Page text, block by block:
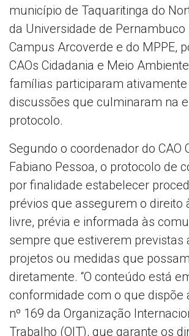
município de Taquaritinga do
da Universidade de Pernambuco
Campus Arcoverde e do MPPE,
CAOs Cidadania e Meio
famílias participaram ativamente
discussões que culminaram na
protocolo.
Segundo o coordenador do CAO
Fabiano Pessoa, o protocolo de
por finalidade estabelecer
prévios que assegurem o direito
livre, prévia e informada às
sempre que estiverem previstas
projetos ou medidas que
diretamente. “O conteúdo está
conformidade com o que dispõe
nº 169 da Organização
Trabalho (OIT), que garante os